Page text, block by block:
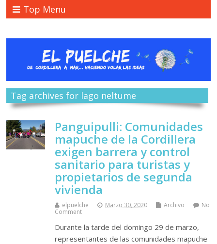
Top Menu
Tag archives for lago neltume
Panguipulli: Comunidades
mapuche de la Cordillera
exigen barrera y control
sanitario para turistas y
propietarios de segunda
vivienda
elpuelche Marzo 30, 2020 Archivo
No
Comment
Durante la tarde del domingo 29 de marzo,
representantes de las comunidades mapuche